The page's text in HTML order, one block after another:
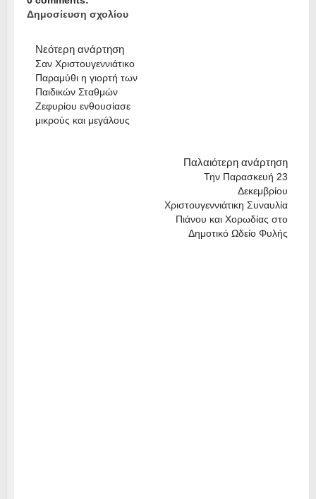
Δημοσίευση σχολίου
Νεότερη ανάρτηση
Σαν Χριστουγεννιάτικο
Παραμύθι η γιορτή των
Παιδικών Σταθμών
Ζεφυρίου ενθουσίασε
μικρούς και μεγάλους
Παλαιότερη ανάρτηση
Την Παρασκευή 23
Δεκεμβρίου
Χριστουγεννιάτικη Συναυλία
Πιάνου και Χορωδίας στο
Δημοτικό Ωδείο Φυλής